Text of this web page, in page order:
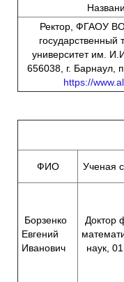
Ректор, ФГАОУ
государственный
университет им.
656038, г. Барнаул,
https://
ФИО Ученая
Борзенко
Евгений
Иванович
Доктор
наук,